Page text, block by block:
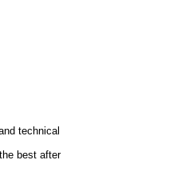
technical
best after